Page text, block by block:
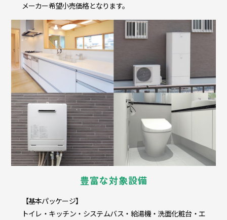
メーカー希望小売価格となります。
豊富な対象設備
【基本パッケージ】
トイレ・キッチン・システムバス・給湯機・洗面化粧台・エ